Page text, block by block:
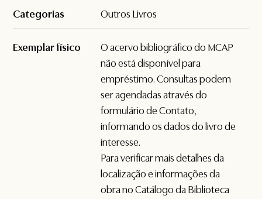
Categorias Outros Livros
Exemplar físico
O acervo bibliográfico do MCAP
não está disponível para
empréstimo. Consultas podem
ser agendadas através do
formulário deContato,
informando os dados do livro de
interesse.
Para verificar mais detalhes da
localização e informações da
obra no Catálogo da Biblioteca